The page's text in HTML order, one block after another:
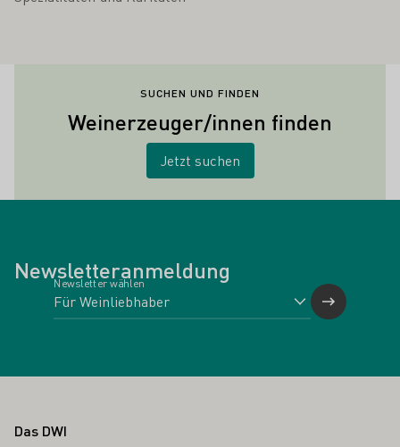
SUCHEN UND FINDEN
Weinerzeuger/innen finden
Jetzt suchen
Newsletteranmeldung
Newsletter wählen
Fußbereich
Das DWI